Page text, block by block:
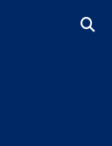
für